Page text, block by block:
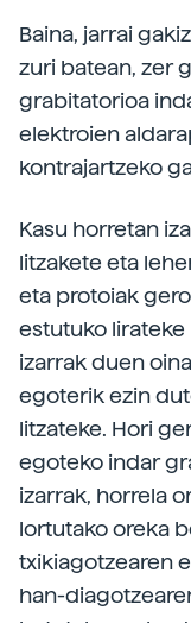
Baina, jarrai
zuri batean, zer
grabitatorioa
elektroien
kontrajartzeko
Kasu horretan
litzakete eta
eta protoiak
estutuko
izarrak duen
egoterik ezin
litzateke. Hori
egoteko indar
izarrak, horrela
lortutako oreka
txikiagotzearen
han-